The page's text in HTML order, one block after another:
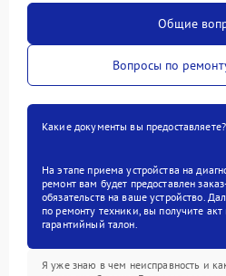
Общие
Вопросы по
Какие документы вы предоставляете?
На этапе приема устройства на
ремонт вам будет предоставлен
обязательств на ваше устройство.
по ремонту техники, вы получите
гарантийный талон.
Я уже знаю в чем неисправность и